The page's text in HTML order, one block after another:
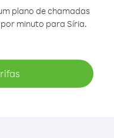
plano de chamadas
minuto para Síria.